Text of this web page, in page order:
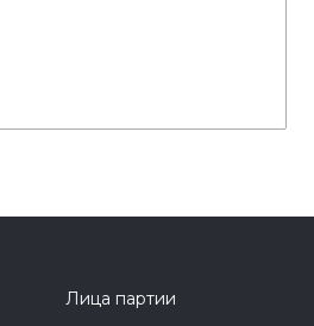
Лица партии